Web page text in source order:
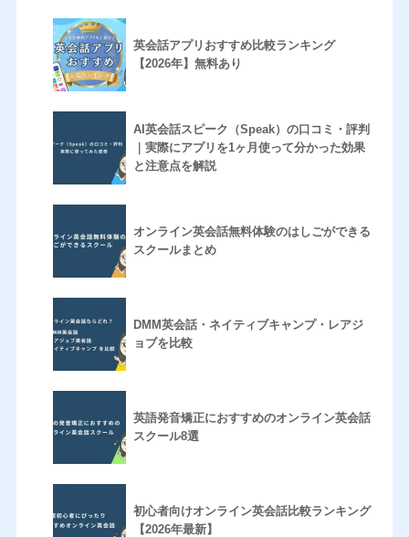
英会話アプリおすすめ比較ランキング
【2026年】無料あり
AI英会話スピーク（Speak）の口コミ・評判
｜実際にアプリを1ヶ月使って分かった効果
と注意点を解説
オンライン英会話無料体験のはしごができる
スクールまとめ
DMM英会話・ネイティブキャンプ・レアジ
ョブを比較
英語発音矯正におすすめのオンライン英会話
スクール8選
初心者向けオンライン英会話比較ランキング
【2026年最新】